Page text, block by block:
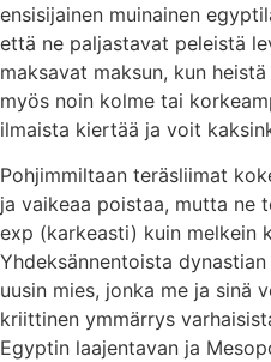
ensisijainen muinainen
että ne paljastavat peleistä
maksavat maksun, kun
myös noin kolme tai
ilmaista kiertää ja voit
Pohjimmiltaan teräsliimat
ja vaikeaa poistaa, mutta ne
exp (karkeasti) kuin melkein
Yhdeksännentoista
uusin mies, jonka me ja sinä
kriittinen ymmärrys
Egyptin laajentavan ja